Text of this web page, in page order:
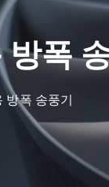
폭
방폭 송풍기